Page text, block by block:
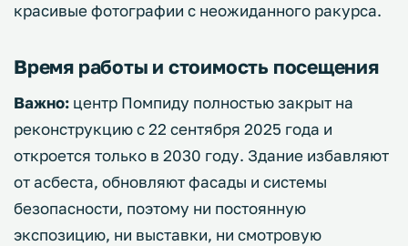
красивые фотографии с неожиданного ракурса.
Время работы и стоимость посещения
Важно: центр Помпиду полностью закрыт на
реконструкцию с 22 сентября 2025 года и
откроется только в 2030 году. Здание избавляют
от асбеста, обновляют фасады и системы
безопасности, поэтому ни постоянную
экспозицию, ни выставки, ни смотровую